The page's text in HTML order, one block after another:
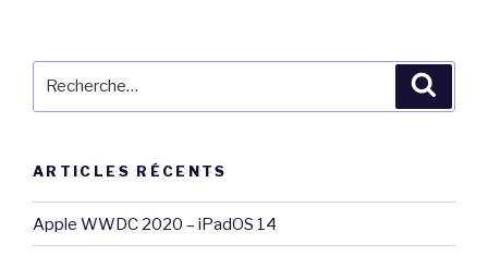
ARTICLES RÉCENTS
Apple WWDC 2020 – iPadOS 14